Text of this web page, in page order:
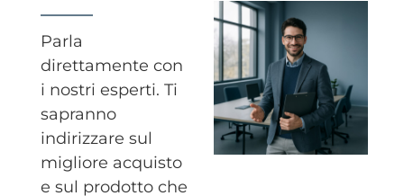
Parla
direttamente con
i nostri esperti. Ti
sapranno
indirizzare sul
migliore acquisto
e sul prodotto che